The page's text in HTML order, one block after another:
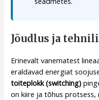
Jõudlus ja
Erinevalt vanematest
eraldavad energiat
toiteplokk (switching)
on kiire ja tõhus